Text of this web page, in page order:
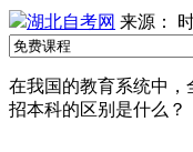
湖北自考网 来源：
在我国的教育系统中
招本科的区别是什么？